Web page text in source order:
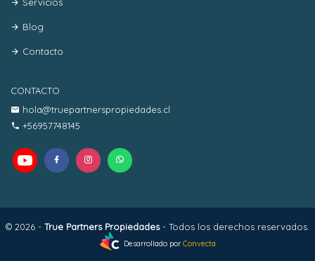
Blog
Contacto
CONTACTO
hola@truepartnerspropiedades.cl
+56957748145
© 2026 - True Partners Propiedades- Todos los derechos reservados.
Desarrollado porConvecta